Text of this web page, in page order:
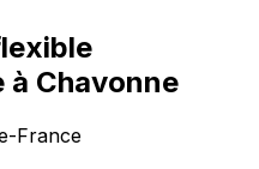
à Chavonne
France